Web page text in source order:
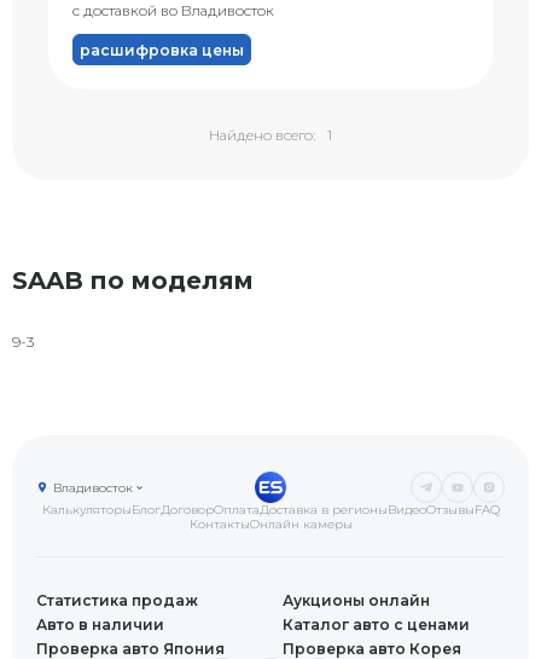
с доставкой во Владивосток
расшифровка цены
Найдено всего: 1
SAAB по моделям
9-3
КалькуляторыБлогДоговорОплатаДоставка в регионыВидеоОтзывыFAQ
КонтактыОнлайн камеры
Владивосток
Статистика продаж
Аукционы онлайн
Авто в наличии
Каталог авто с ценами
Проверка авто Япония
Проверка авто Корея